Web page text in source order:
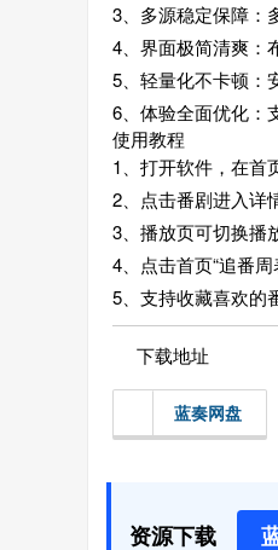
3、多源稳定保障：
4、界面极简清爽：
5、轻量化不卡顿：
6、体验全面优化：
使用教程
1、打开软件，在首
2、点击番剧进入详
3、播放页可切换播
4、点击首页“追番
5、支持收藏喜欢的
下载地址
蓝奏网盘
资源下载